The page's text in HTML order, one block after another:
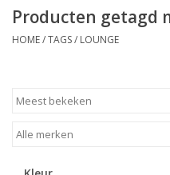
Nieuw!
Producten getagd
HOME/TAGS/ LOUNGE